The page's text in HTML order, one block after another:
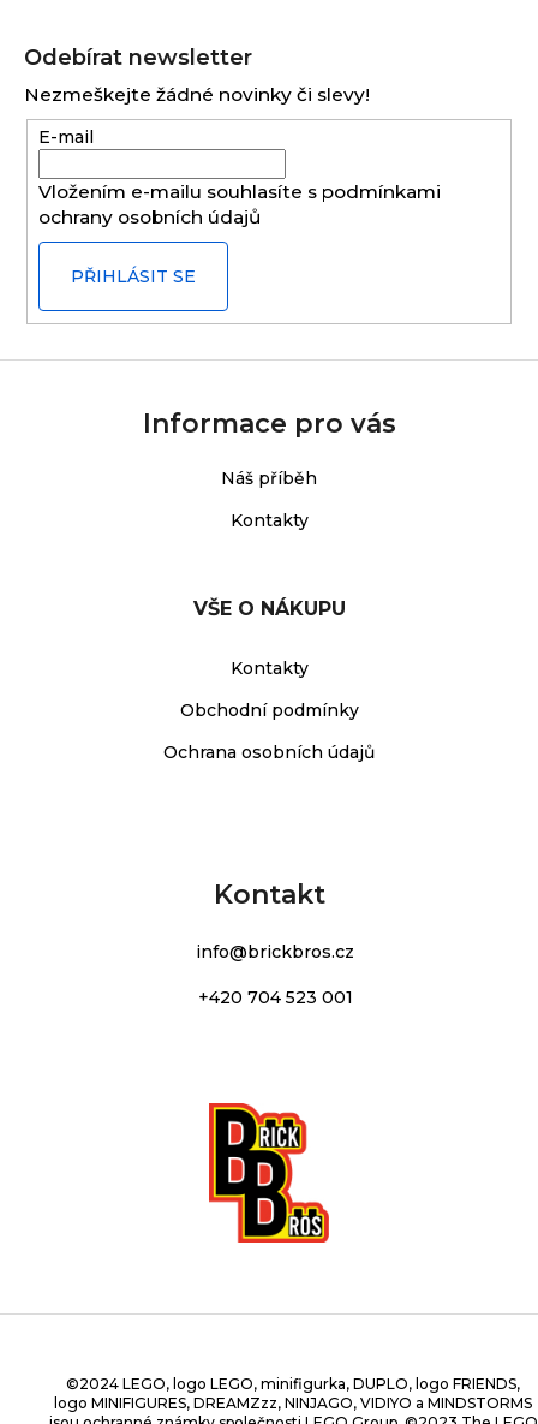
Odebírat newsletter
Nezmeškejte žádné novinky či slevy!
E-mail
Vložením e-mailu souhlasíte s podmínkami
ochrany osobních údajů
PŘIHLÁSIT SE
Informace pro vás
Náš příběh
Kontakty
VŠE O NÁKUPU
Kontakty
Obchodní podmínky
Ochrana osobních údajů
Kontakt
info@brickbros.cz
+420 704 523 001
©2024 LEGO, logo LEGO, minifigurka, DUPLO, logo FRIENDS,
logo MINIFIGURES, DREAMZzz, NINJAGO, VIDIYO a MINDSTORMS